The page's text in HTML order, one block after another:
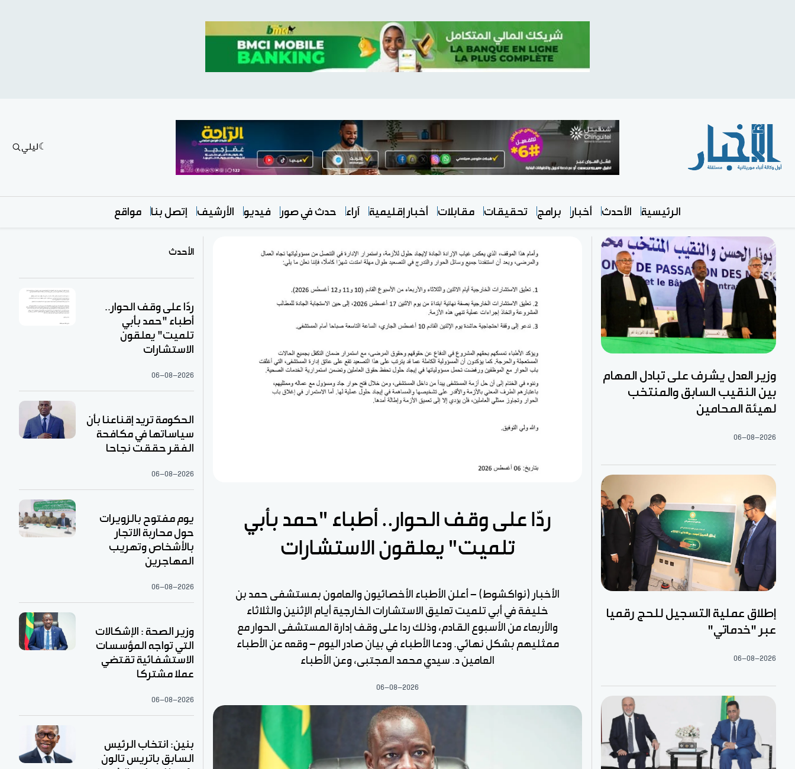
ليلي
الرئيسية الأحدث أخبار برامج تحقيقات مقابلات أخبار إقليمية آراء حدث في صور فيديو الأرشيف إتصل بنا مواقع
متميز
وزير العدل يشرف على تبادل المهام
بين النقيب السابق والمنتخب
لهيئة المحامين
06-08-2026
إطلاق عملية التسجيل للحج رقميا
عبر "خدماتي"
06-08-2026
ردّا على وقف الحوار.. أطباء "حمد بأبي
تلميت" يعلقون الاستشارات
الأخبار (نواكشوط) - أعلن الأطباء الأخصائيون والعامون بمستشفى حمد بن
خليفة في أبي تلميت تعليق الاستشارات الخارجية أيام الإثنين والثلاثاء
والأربعاء من الأسبوع القادم، وذلك ردا على وقف إدارة المستشفى الحوار مع
ممثليهم بشكل نهائي. ودعا الأطباء في بيان صادر اليوم - وقعه عن الأطباء
العامين د. سيدي محمد المجتبى، وعن الأطباء
06-08-2026
الأحدث
ردّا على وقف الحوار..
أطباء "حمد بأبي
تلميت" يعلقون
الاستشارات
06-08-2026
الحكومة تريد إقناعنا بأن
سياساتها في مكافحة
الفقر حققت نجاحا
06-08-2026
يوم مفتوح بالزويرات
حول محاربة الاتجار
بالأشخاص وتهريب
المهاجرين
06-08-2026
وزير الصحة : الإشكالات
التي تواجه المؤسسات
الاستشفائية تقتضي
عملا مشتركا
06-08-2026
بنين: انتخاب الرئيس
السابق باتريس تالون